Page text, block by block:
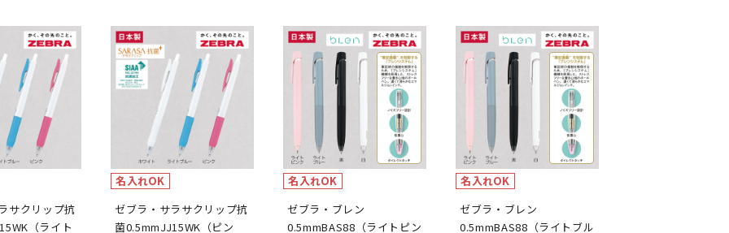
サクリップ抗
（ライト
名入れOK
ゼブラ・サラサクリップ抗
菌0.5mmJJ15WK（ピン
名入れOK
ゼブラ・ブレン
0.5mmBAS88（ライトピン
名入れOK
ゼブラ・ブレン
0.5mmBAS88（ライトブル